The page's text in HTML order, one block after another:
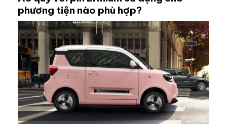
phương tiện nào phù hợp?